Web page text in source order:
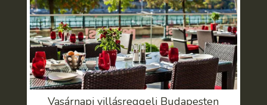
Vasárnapi villásreggeli Budapesten